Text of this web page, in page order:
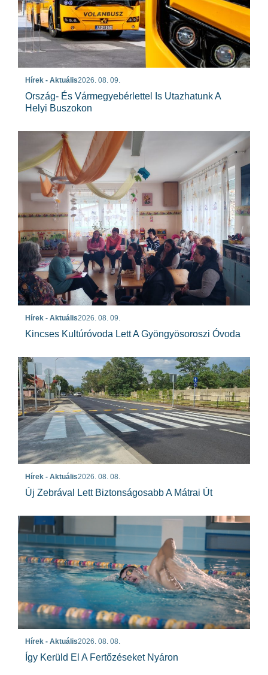
Hírek - Aktuális2026. 08. 09.
Ország- És Vármegyebérlettel Is Utazhatunk A
Helyi Buszokon
Hírek - Aktuális2026. 08. 09.
Kincses Kultúróvoda Lett A Gyöngyösoroszi Óvoda
Hírek - Aktuális2026. 08. 08.
Új Zebrával Lett Biztonságosabb A Mátrai Út
Hírek - Aktuális2026. 08. 08.
Így Kerüld El A Fertőzéseket Nyáron